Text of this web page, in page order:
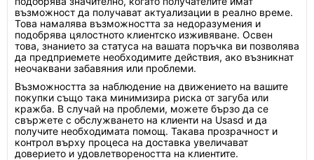
възможност да получават актуализации в реално време.
Това намалява възможността за недоразумения и
подобрява цялостното клиентско изживяване. Освен
това, знанието за статуса на вашата поръчка ви позволява
да предприемете необходимите действия, ако възникнат
неочаквани забавяния или проблеми.
Възможността за наблюдение на движението на вашите
покупки също така минимизира риска от загуба или
кражба. В случай на проблеми, можете бързо да се
свържете с обслужването на клиенти на Usasd и да
получите необходимата помощ. Такава прозрачност и
контрол върху процеса на доставка увеличават
доверието и удовлетвореността на клиентите.